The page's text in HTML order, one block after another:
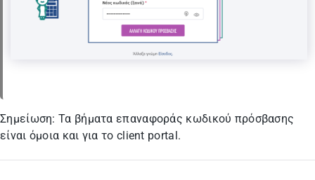
Σημείωση: Τα βήματα επαναφοράς κωδικού πρόσβασης
είναι όμοια και για το client portal.